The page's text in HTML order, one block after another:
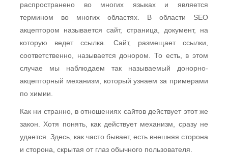
распространено во многих языках и является
термином во многих областях. В области SEO
акцептором называется сайт, страница, документ, на
которую ведет ссылка. Сайт, размещает ссылки,
соответственно, называется донором. То есть, в этом
случае мы наблюдаем так называемый донорно-
акцепторный механизм, который узнаем за примерами
по химии.
Как ни странно, в отношениях сайтов действует этот же
закон. Хотя понять, как действует механизм, сразу не
удается. Здесь, как часто бывает, есть внешняя сторона
и сторона, скрытая от глаз обычного пользователя.